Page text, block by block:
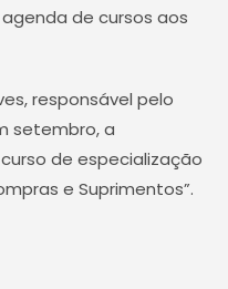
agenda de cursos aos
responsável pelo
setembro, a
de especialização
e Suprimentos”.